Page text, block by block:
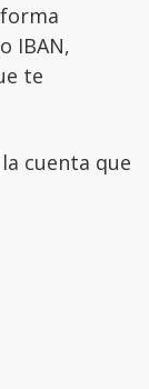
IBAN,
te
cuenta que